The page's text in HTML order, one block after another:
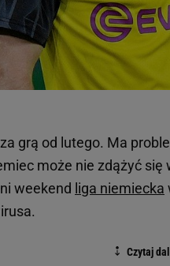
grą od lutego. Ma
może nie zdążyć
weekend liga niemiecka